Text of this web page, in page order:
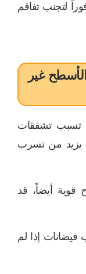
لتجنب تفاقم
غير
تسبب تشققات
يزيد من تسرب
قوية أيضاً، قد
فيضانات إذا لم